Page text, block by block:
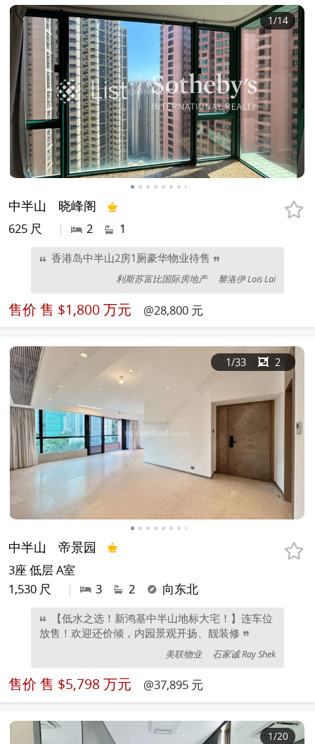
1/14
中半山 晓峰阁
625 尺 | 2 1
香港岛中半山2房1厕豪华物业待售
利斯苏富比国际房地产 黎洛伊 Lois Lai
售价 售 $1,800 万元 @28,800 元
1/33 2
中半山 帝景园
3座 低层 A室
1,530 尺
| 3 2 向东北
【低水之选！新鸿基中半山地标大宅！】连车位
放售！欢迎还价倾，内园景观开扬、靓装修
美联物业 石家诚 Ray Shek
售价 售 $5,798 万元 @37,895 元
1/20